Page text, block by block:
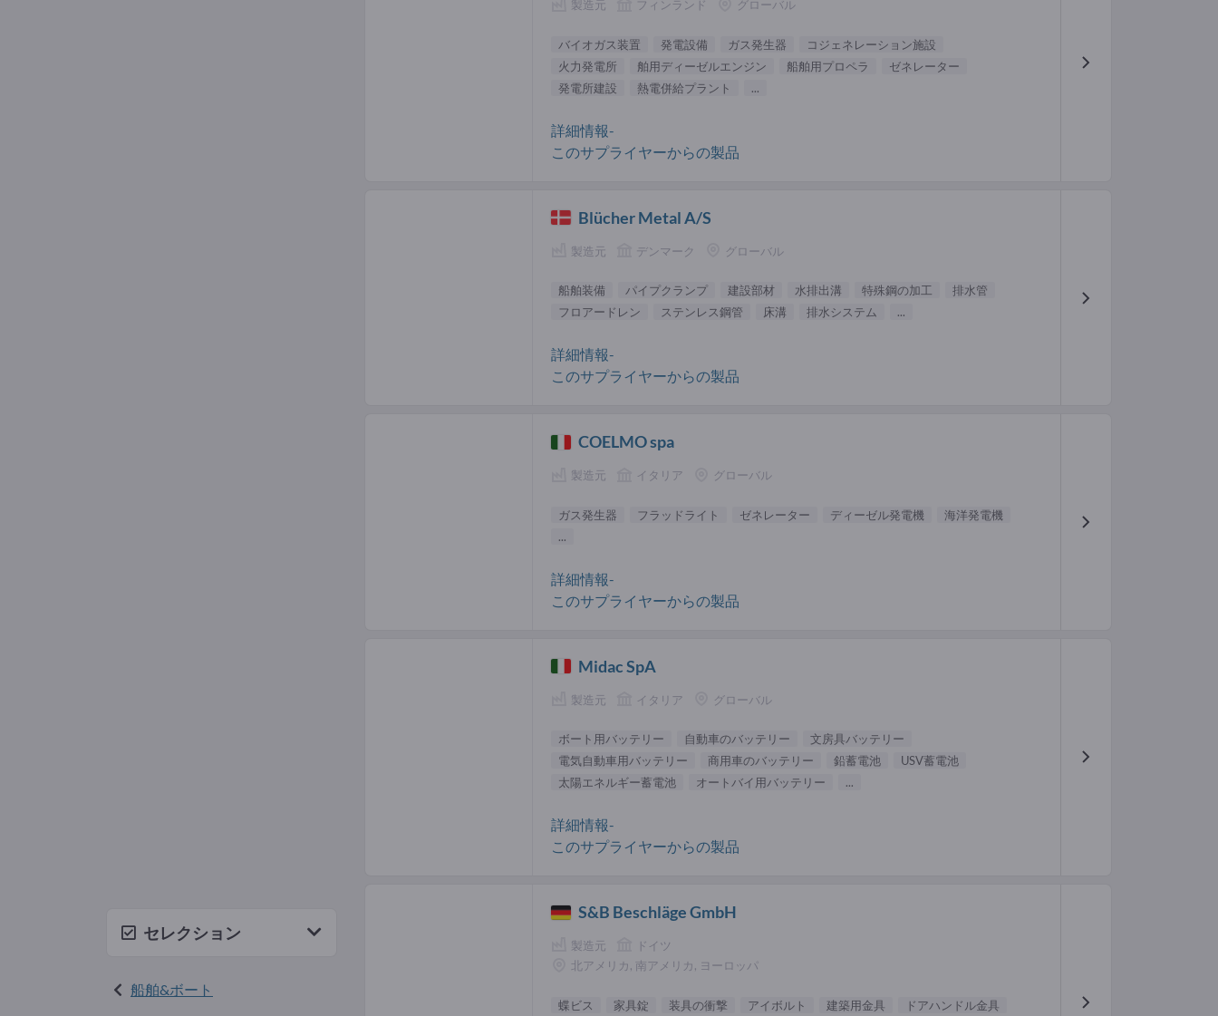
セレクション
船舶&ボート
製造元 フィンランド グローバル
バイオガス装置 発電設備 ガス発生器
コジェネレーション施設
火力発電所
舶用ディーゼルエンジン 船舶用プロペラ
ゼネレーター
発電所建設
熱電併給プラント ...
詳細情報-
このサプライヤーからの製品
Blücher Metal A/S
製造元 デンマーク グローバル
船舶装備 パイプクランプ 建設部材 水排出溝 特殊鋼の加工
排水管
フロアードレン
ステンレス鋼管 床溝 排水システム ...
詳細情報-
このサプライヤーからの製品
COELMO spa
製造元 イタリア グローバル
ガス発生器 フラッドライト ゼネレーター ディーゼル発電機
海洋発電機
...
詳細情報-
このサプライヤーからの製品
Midac SpA
製造元 イタリア グローバル
ボート用バッテリー 自動車のバッテリー
文房具バッテリー
電気自動車用バッテリー
商用車のバッテリー 鉛蓄電池
USV蓄電池
太陽エネルギー蓄電池
オートバイ用バッテリー ...
詳細情報-
このサプライヤーからの製品
S&B Beschläge GmbH
製造元
ドイツ
北アメリカ, 南アメリカ, ヨーロッパ
蝶ビス 家具錠 装具の衝撃 アイボルト 建築用金具
ドアハンドル金具